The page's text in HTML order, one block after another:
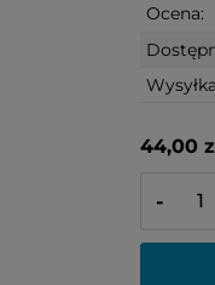
Ocena:
44,00
-